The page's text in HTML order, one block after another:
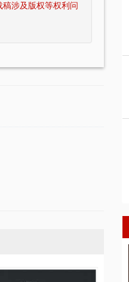
涉及版权等权利问
长（正厅级）受贿1000余
部受贿2000余万元 智豪律